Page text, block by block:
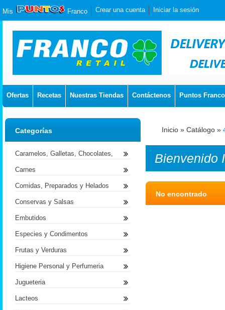
Mis Franco Crear una cuenta Iniciar la sesión
Ofertas Recetas Nuestras Tiendas Contáctenos Puntos Franco
Inicio » Catálogo »
Bienvenido
No encontrado
Categorías
Caramelos, Galletas, Chocolates,
Carnes
Comidas, Preparados y Helados
Conservas y Salsas
Embutidos
Especies y Condimentos
Frutas y Verduras
Higiene Personal y Perfumeria
Jugueteria
Lacteos